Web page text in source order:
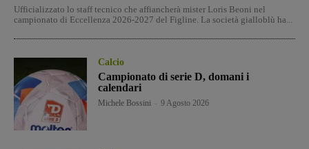
Ufficializzato lo staff tecnico che affiancherà mister Loris Beoni nel
campionato di Eccellenza 2026-2027 del Figline. La società gialloblù ha...
Calcio
Campionato di serie D, domani i
calendari
Michele Bossini 9 Agosto 2026